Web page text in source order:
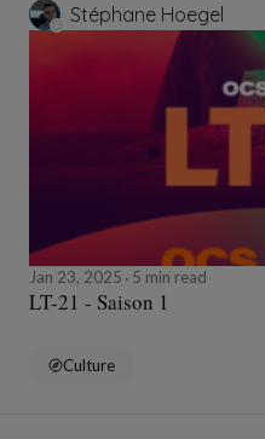
Stéphane Hoegel
Jan 23, 2025 5 min read
LT-21 - Saison 1
Culture